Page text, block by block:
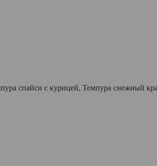
спайси с курицей, Темпура снежный